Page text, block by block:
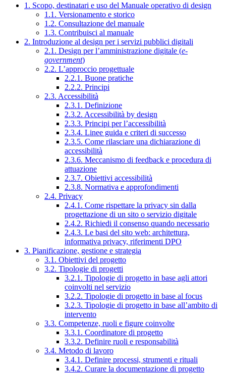
1. Scopo, destinatari e uso del Manuale operativo di design
1.1. Versionamento e storico
1.2. Consultazione del manuale
1.3. Contribuisci al manuale
2. Introduzione al design per i servizi pubblici digitali
2.1. Design per l’amministrazione digitale (e-
government)
2.2. L’approccio progettuale
2.2.1. Buone pratiche
2.2.2. Principi
2.3. Accessibilità
2.3.1. Definizione
2.3.2. Accessibilità by design
2.3.3. Principi per l’accessibilità
2.3.4. Linee guida e criteri di successo
2.3.5. Come rilasciare una dichiarazione di
accessibilità
2.3.6. Meccanismo di feedback e procedura di
attuazione
2.3.7. Obiettivi accessibilità
2.3.8. Normativa e approfondimenti
2.4. Privacy
2.4.1. Come rispettare la privacy sin dalla
progettazione di un sito o servizio digitale
2.4.2. Richiedi il consenso quando necessario
2.4.3. Le basi del sito web: architettura,
informativa privacy, riferimenti DPO
3. Pianificazione, gestione e strategia
3.1. Obiettivi del progetto
3.2. Tipologie di progetti
3.2.1. Tipologie di progetto in base agli attori
coinvolti nel servizio
3.2.2. Tipologie di progetto in base al focus
3.2.3. Tipologie di progetto in base all’ambito di
intervento
3.3. Competenze, ruoli e figure coinvolte
3.3.1. Coordinatore di progetto
3.3.2. Definire ruoli e responsabilità
3.4. Metodo di lavoro
3.4.1. Definire processi, strumenti e rituali
3.4.2. Curare la documentazione di progetto